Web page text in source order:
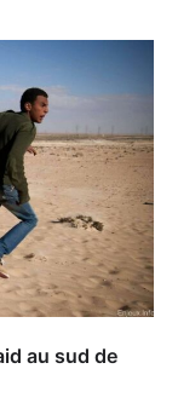
au sud de